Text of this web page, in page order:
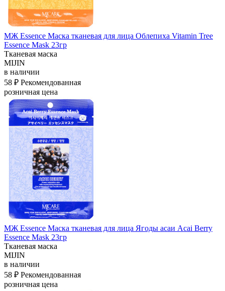
МЖ Essence Маска тканевая для лица Облепиха Vitamin Tree
Essence Mask 23гр
Тканевая маска
MIJIN
в наличии
58 ₽ Рекомендованная
розничная цена
МЖ Essence Маска тканевая для лица Ягоды асаи Acai Berry
Essence Mask 23гр
Тканевая маска
MIJIN
в наличии
58 ₽ Рекомендованная
розничная цена